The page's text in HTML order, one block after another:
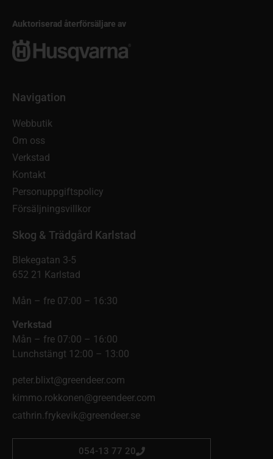
Auktoriserad återförsäljare av
Navigation
Webbutik
Om oss
Verkstad
Kontakt
Personuppgiftspolicy
Försäljningsvillkor
Skog & Trädgård Karlstad
Blekegatan 3-5
652 21 Karlstad
Mån – fre 07:00 – 16:30
Verkstad
Mån – fre 07:00 – 16:00
Lunchstängt 12:00 – 13:00
peter.blixt@greendeer.com
kimmo.rokkonen@greendeer.com
cathrin.frykevik@greendeer.se
054-13 77 20